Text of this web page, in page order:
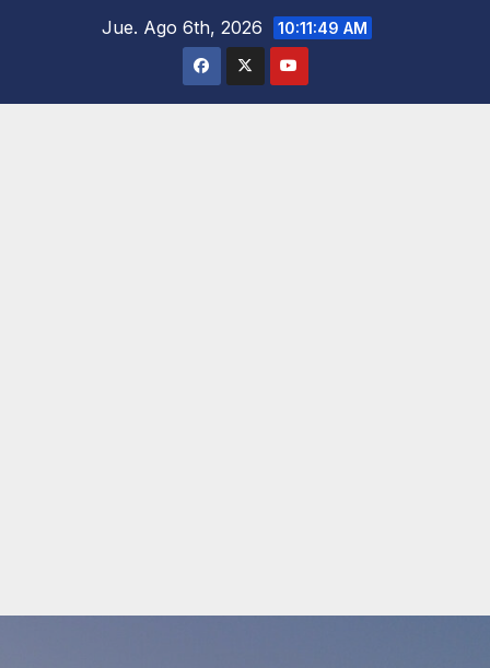
Jue. Ago 6th, 2026 10:11:51 AM